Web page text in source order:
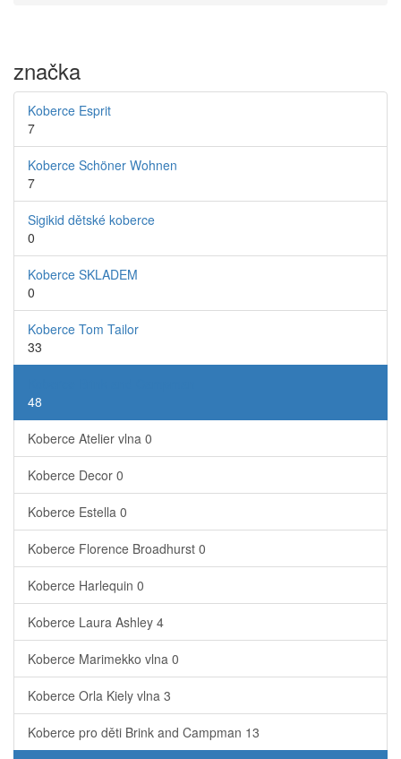
značka
Koberce Esprit
7
Koberce Schöner Wohnen
7
Sigikid dětské koberce
0
Koberce SKLADEM
0
Koberce Tom Tailor
33
48
Koberce Atelier vlna 0
Koberce Decor 0
Koberce Estella 0
Koberce Florence Broadhurst 0
Koberce Harlequin 0
Koberce Laura Ashley 4
Koberce Marimekko vlna 0
Koberce Orla Kiely vlna 3
Koberce pro děti Brink and Campman 13